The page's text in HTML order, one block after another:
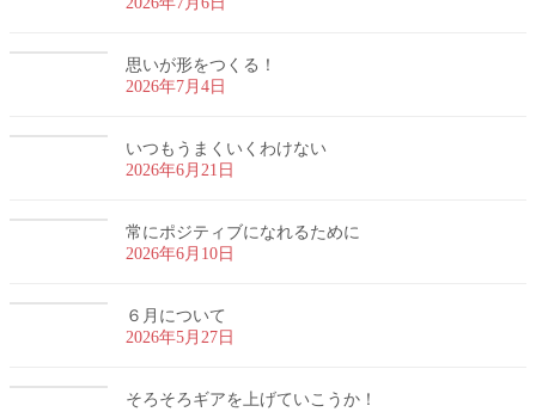
思いが形をつくる！
2026年7月4日
いつもうまくいくわけない
2026年6月21日
常にポジティブになれるために
2026年6月10日
６月について
2026年5月27日
そろそろギアを上げていこうか！